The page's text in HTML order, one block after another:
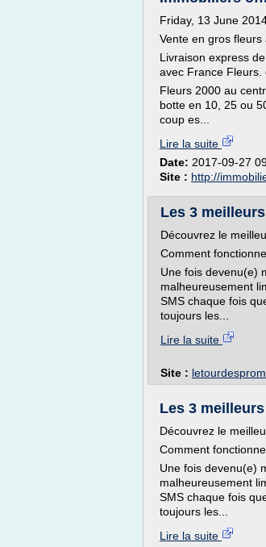
Friday, 13 June
Vente en gros
Livraison express
avec France Fleurs.
Fleurs 2000 au
botte en 10, 25 ou
coup es...
Lire la suite
Date: 2017-09-27
Site : http://
Les 3
Découvrez le
Comment
Une fois devenu(e)
malheureusement
SMS chaque fois
toujours les...
Lire la suite
Site :
Les 3
Découvrez le
Comment
Une fois devenu(e)
malheureusement
SMS chaque fois
toujours les...
Lire la suite